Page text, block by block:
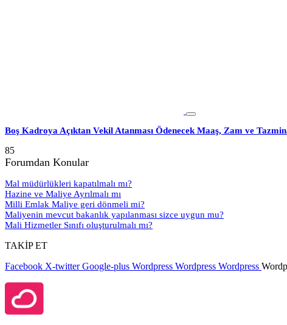
Boş Kadroya Açıktan Vekil Atanması Ödenecek Maaş, Zam ve
85
Forumdan Konular
Mal müdürlükleri kapatılmalı mı?
Hazine ve Maliye Ayrılmalı mı
Milli Emlak Maliye geri dönmeli mi?
Maliyenin mevcut bakanlık yapılanması sizce uygun mu?
Mali Hizmetler Sınıfı oluşturulmalı mı?
TAKİP ET
Facebook X-twitter Google-plus Wordpress Wordpress Wordpress